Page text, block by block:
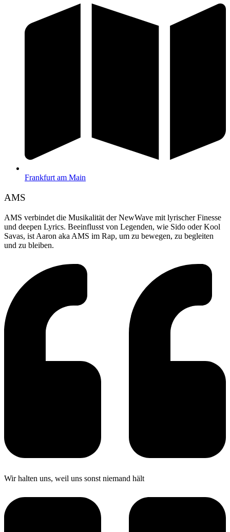
Frankfurt am Main
AMS
AMS verbindet die Musikalität der NewWave mit lyrischer Finesse
und deepen Lyrics. Beeinflusst von Legenden, wie Sido oder Kool
Savas, ist Aaron aka AMS im Rap, um zu bewegen, zu begleiten
und zu bleiben.
Wir halten uns, weil uns sonst niemand hält